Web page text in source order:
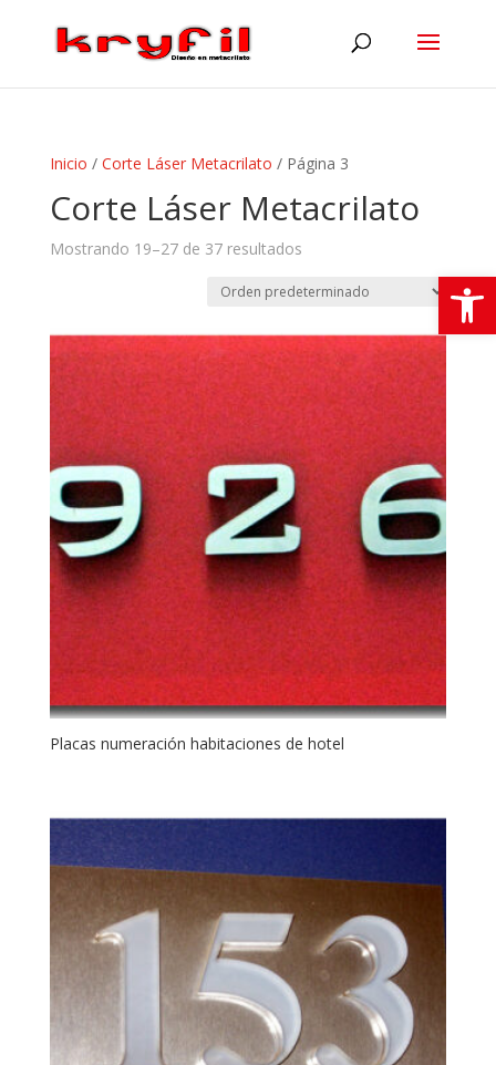
Inicio / Corte Láser Metacrilato / Página 3
Corte Láser Metacrilato
Mostrando 19–27 de 37 resultados
Placas numeración habitaciones de hotel